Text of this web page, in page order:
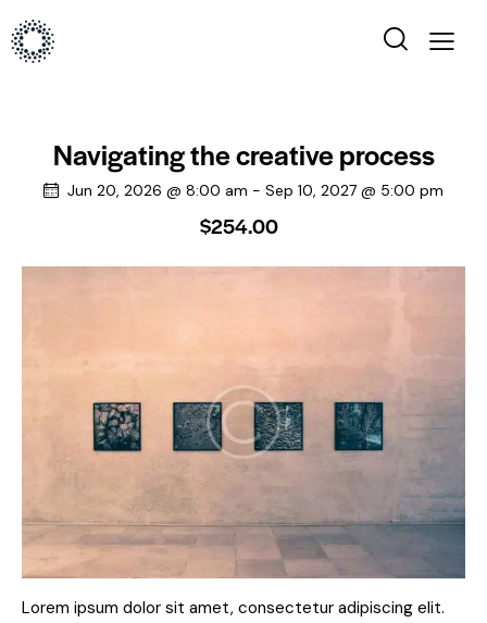
Navigating the creative process
Jun 20, 2026 @ 8:00 am - Sep 10, 2027 @ 5:00 pm
$254.00
Lorem ipsum dolor sit amet, consectetur adipiscing elit.